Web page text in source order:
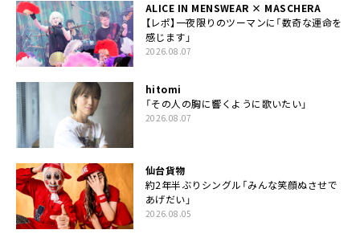
ALICE IN MENSWEAR × MASCHERA
【レポ】一夜限りのツーマンに「数奇な運命を
感じます」
2026.08.07
hitomi
「その人の胸に響くように歌いたい」
2026.08.07
仙台貨物
約2年半ぶりシングル「みんな笑顔ぬさせで
あげだい」
2026.08.05